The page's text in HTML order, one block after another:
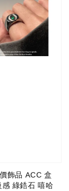
飾品 ACC 盒
感 綠鋯石 嘻哈